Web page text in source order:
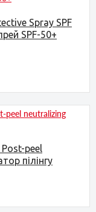
Spray SPF
SPF-50+
peel
пілінгу